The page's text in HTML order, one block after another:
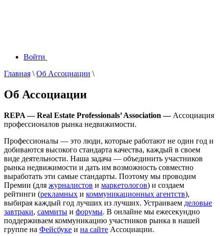
Войти
Главная \ Об Ассоциации \
Об Ассоциации
REPA — Real Estate Professionals’ Association — Ассоциация
профессионалов рынка недвижимости.
Профессионалы — это люди, которые работают не один год и
добиваются высокого стандарта качества, каждый в своем
виде деятельности. Наша задача — объединить участников
рынка недвижимости и дать им возможность совместно
выработать эти самые стандарты. Поэтому мы проводим
Премии (для журналистов и маркетологов) и создаем
рейтинги (рекламных и коммуникационных агентств),
выбирая каждый год лучших из лучших. Устраиваем деловые
завтраки, саммиты и форумы. В онлайне мы ежесекундно
поддерживаем коммуникацию участников рынка в нашей
группе на Фейсбуке и на сайте Ассоциации.